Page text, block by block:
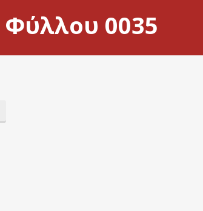
Φύλλου 0035